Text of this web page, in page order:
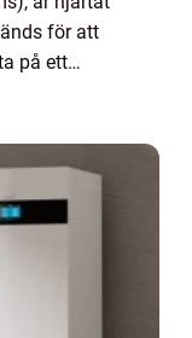
för att
på ett